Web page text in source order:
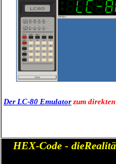
Der LC-80 Emulatorzum
HEX-Code -